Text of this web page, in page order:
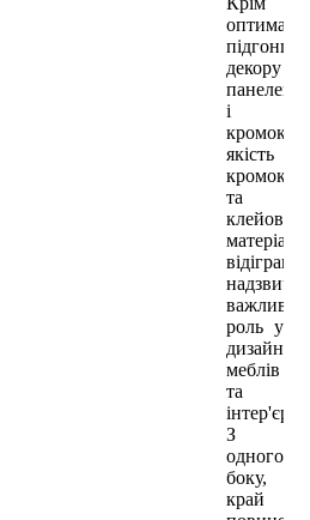
підгонці
декору
панелей
і
кромок,
якість
кромок
та
клейовий
матеріал
важливу
роль у
дизайні
меблів
та
інтер'єру.
З
одного
боку,
край